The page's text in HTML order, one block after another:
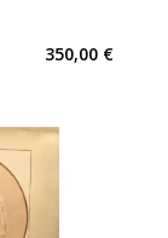
350,00 €